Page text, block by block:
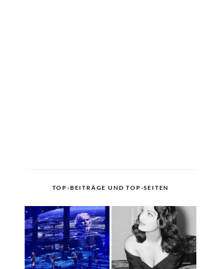
TOP-BEITRÄGE UND TOP-SEITEN